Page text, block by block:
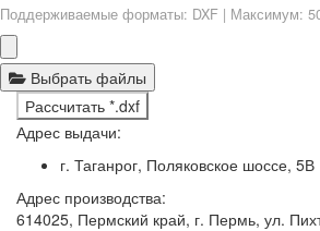
Поддерживаемые форматы: DXF | Максимум:
Выбрать файлы
Рассчитать *.dxf
Адрес выдачи:
г. Таганрог, Поляковское шоссе, 5В
Адрес производства:
614025, Пермский край, г. Пермь, ул.